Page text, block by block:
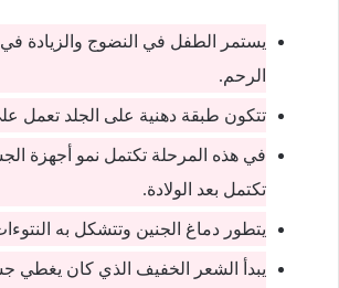
يستمر الطفل في النضوج والزيادة
الرحم.
تتكون طبقة دهنية على الجلد تعمل
في هذه المرحلة تكتمل نمو أجهزة
تكتمل بعد الولادة.
يتطور دماغ الجنين وتتشكل به
يبدأ الشعر الخفيف الذي كان